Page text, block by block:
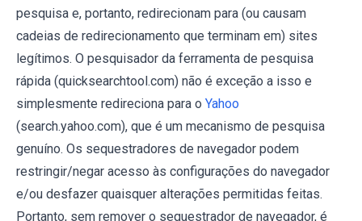
pesquisa e, portanto, redirecionam para (ou causam
cadeias de redirecionamento que terminam em) sites
legítimos. O pesquisador da ferramenta de pesquisa
rápida (quicksearchtool.com) não é exceção a isso e
simplesmente redireciona para o Yahoo
(search.yahoo.com), que é um mecanismo de pesquisa
genuíno. Os sequestradores de navegador podem
restringir/negar acesso às configurações do navegador
e/ou desfazer quaisquer alterações permitidas feitas.
Portanto, sem remover o sequestrador de navegador, é